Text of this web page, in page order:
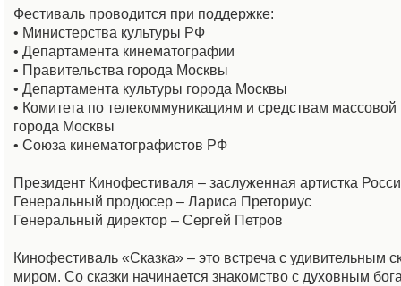
Фестиваль проводится при поддержке:
• Министерства культуры РФ
• Департамента кинематографии
• Правительства города Москвы
• Департамента культуры города Москвы
• Комитета по телекоммуникациям и средствам
города Москвы
• Союза кинематографистов РФ
Президент Кинофестиваля – заслуженная артистка
Генеральный продюсер – Лариса Преториус
Генеральный директор – Сергей Петров
Кинофестиваль «Сказка» – это встреча с удивительным
миром. Со сказки начинается знакомство с духовным